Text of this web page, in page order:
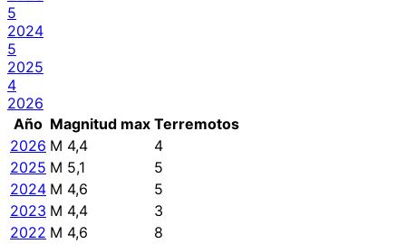
5
2024
5
2025
4
2026
Año Magnitud max Terremotos
2026 M 4,4
4
2025 M 5,1
5
2024 M 4,6
5
2023 M 4,4
3
2022 M 4,6
8